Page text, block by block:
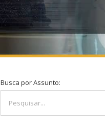
Busca por Assunto:
resultados
para: